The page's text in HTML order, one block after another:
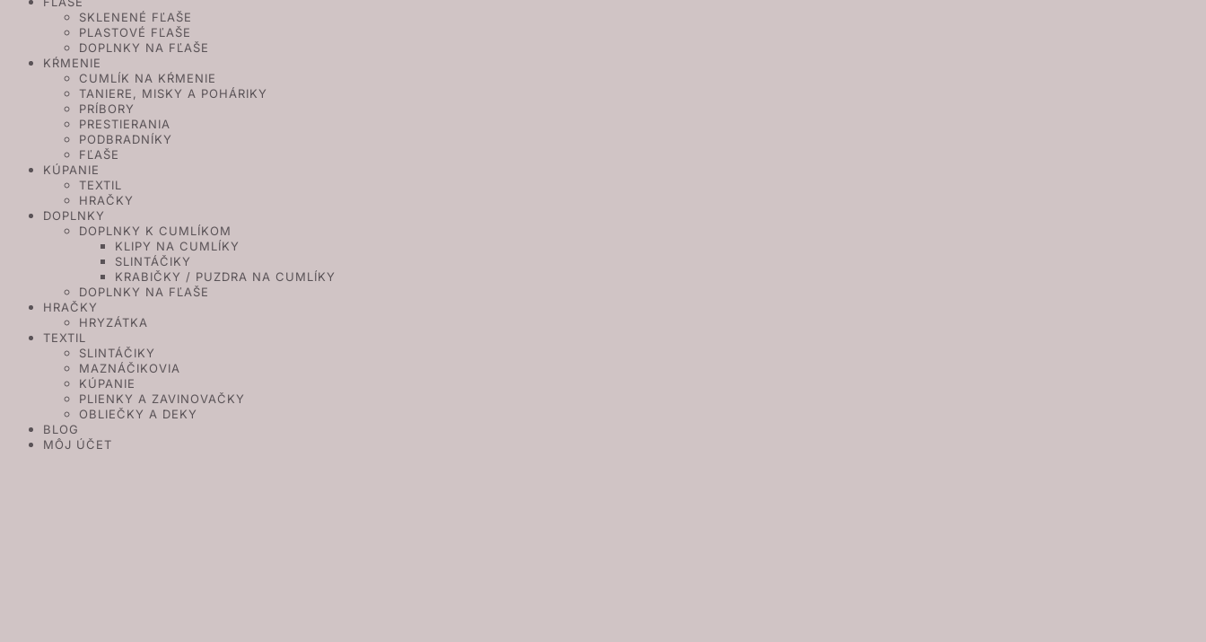
SKLENENÉ FĽAŠE
PLASTOVÉ FĽAŠE
DOPLNKY NA FĽAŠE
KŔMENIE
CUMLÍK NA KŔMENIE
TANIERE, MISKY A POHÁRIKY
PRÍBORY
PRESTIERANIA
PODBRADNÍKY
FĽAŠE
KÚPANIE
TEXTIL
HRAČKY
DOPLNKY
DOPLNKY K CUMLÍKOM
KLIPY NA CUMLÍKY
SLINTÁČIKY
KRABIČKY / PUZDRA NA CUMLÍKY
DOPLNKY NA FĽAŠE
HRAČKY
HRYZÁTKA
TEXTIL
SLINTÁČIKY
MAZNÁČIKOVIA
KÚPANIE
PLIENKY A ZAVINOVAČKY
OBLIEČKY A DEKY
BLOG
MÔJ ÚČET